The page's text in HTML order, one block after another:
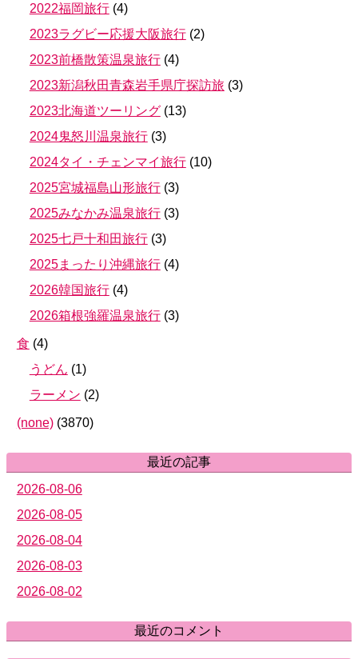
2022福岡旅行 (4)
2023ラグビー応援大阪旅行 (2)
2023前橋散策温泉旅行 (4)
2023新潟秋田青森岩手県庁探訪旅 (3)
2023北海道ツーリング (13)
2024鬼怒川温泉旅行 (3)
2024タイ・チェンマイ旅行 (10)
2025宮城福島山形旅行 (3)
2025みなかみ温泉旅行 (3)
2025七戸十和田旅行 (3)
2025まったり沖縄旅行 (4)
2026韓国旅行 (4)
2026箱根強羅温泉旅行 (3)
食 (4)
うどん (1)
ラーメン (2)
(none) (3870)
最近の記事
2026-08-06
2026-08-05
2026-08-04
2026-08-03
2026-08-02
最近のコメント